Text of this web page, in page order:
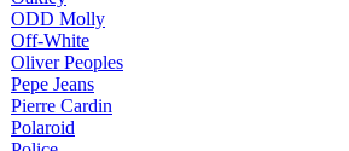
ODD Molly
Off-White
Oliver Peoples
Pepe Jeans
Pierre Cardin
Polaroid